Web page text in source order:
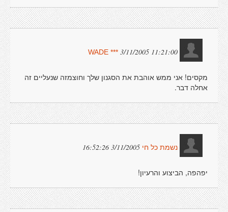
WADE *** 3/11/2005 11:21:00
מקסים! אני ממש אוהבת את הסגנון שלך וחוצמזה שנעליים זה
אחלה דבר.
נשמת כל חי 3/11/2005 16:52:26
יפהפה, הביצוע והרעיון!